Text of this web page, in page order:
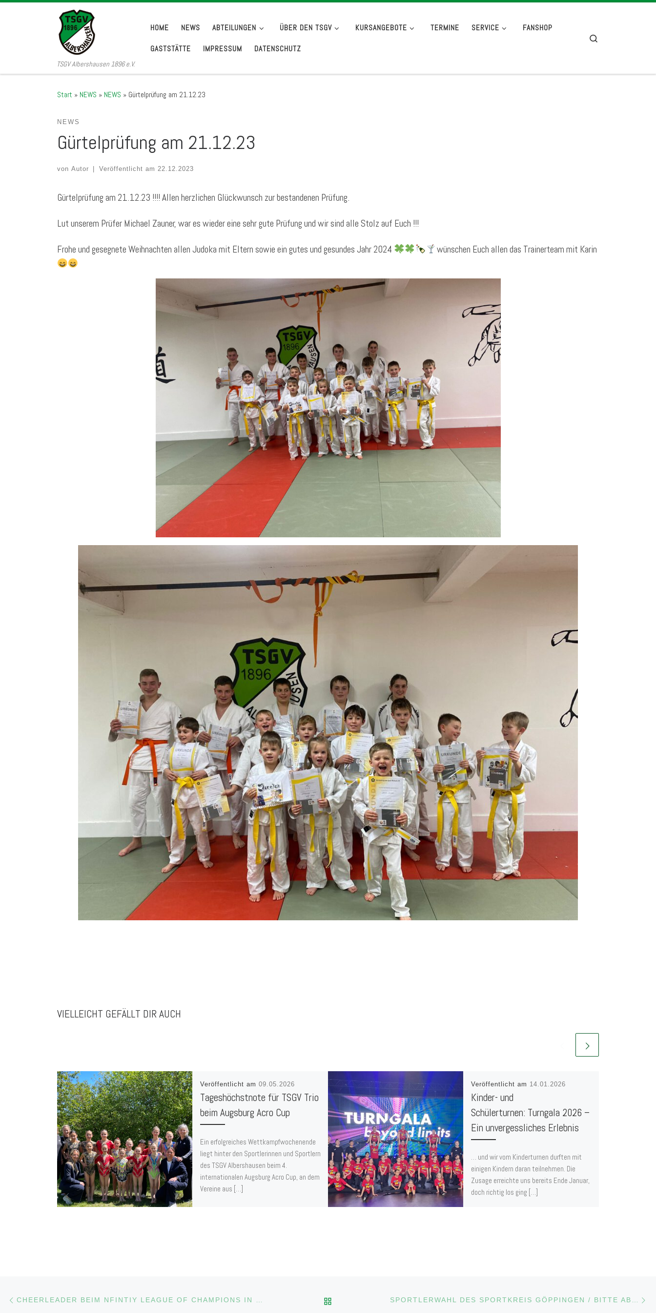
Zum Inhalt springen
TSGV Albershausen 1896 e.V.
HOME NEWS ABTEILUNGEN ÜBER DEN TSGV KURSANGEBOTE TERMINE SERVICE FANSHOP
GASTSTÄTTE IMPRESSUM DATENSCHUTZ
Start » NEWS » NEWS » Gürtelprüfung am 21.12.23
NEWS
Gürtelprüfung am 21.12.23
von Autor Veröffentlicht am 22.12.2023
Gürtelprüfung am 21.12.23 !!!! Allen herzlichen Glückwunsch zur bestandenen Prüfung.
Lut unserem Prüfer Michael Zauner, war es wieder eine sehr gute Prüfung und wir sind alle Stolz auf Euch !!!
Frohe und gesegnete Weihnachten allen Judoka mit Eltern sowie ein gutes und gesundes Jahr 2024 wünschen Euch allen das Trainerteam mit Karin
VIELLEICHT GEFÄLLT DIR AUCH
Veröffentlicht am 09.05.2026
Tageshöchstnote für TSGV Trio
beim Augsburg Acro Cup
Ein erfolgreiches Wettkampfwochenende
liegt hinter den Sportlerinnen und Sportlern
des TSGV Albershausen beim 4.
internationalen Augsburg Acro Cup, an dem
Vereine aus […]
Veröffentlicht am 14.01.2026
Kinder- und
Schülerturnen: Turngala 2026 –
Ein unvergessliches Erlebnis
… und wir vom Kinderturnen durften mit
einigen Kindern daran teilnehmen. Die
Zusage erreichte uns bereits Ende Januar,
doch richtig los ging […]
Beitragsnavigation CHEERLEADER BEIM NFINTIY LEAGUE OF CHAMPIONS IN NÜRNBERG ZURÜCK ZUR BEITRAGSLISTE SPORTLERWAHL DES SPORTKREIS GÖPPINGEN / BITTE ABSTIMMEN…